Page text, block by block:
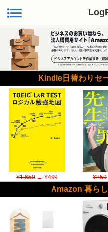
Kindle日替わりセ
¥1,650→ ¥499 ¥850
Amazon 暮ら